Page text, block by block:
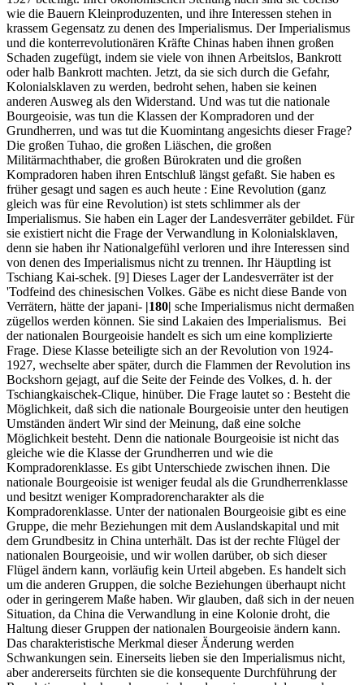
wie die Bauern Kleinproduzenten, und ihre Interessen stehen in
krassem Gegensatz zu denen des Imperialismus. Der Imperialismus
und die konterrevolutionären Kräfte Chinas haben ihnen großen
Schaden zugefügt, indem sie viele von ihnen Arbeitslos, Bankrott
oder halb Bankrott machten. Jetzt, da sie sich durch die Gefahr,
Kolonialsklaven zu werden, bedroht sehen, haben sie keinen
anderen Ausweg als den Widerstand. Und was tut die nationale
Bourgeoisie, was tun die Klassen der Kompradoren und der
Grundherren, und was tut die Kuomintang angesichts dieser Frage?
Die großen Tuhao, die großen Liäschen, die großen
Militärmachthaber, die großen Bürokraten und die großen
Kompradoren haben ihren Entschluß längst gefaßt. Sie haben es
früher gesagt und sagen es auch heute : Eine Revolution (ganz
gleich was für eine Revolution) ist stets schlimmer als der
Imperialismus. Sie haben ein Lager der Landesverräter gebildet. Für
sie existiert nicht die Frage der Verwandlung in Kolonialsklaven,
denn sie haben ihr Nationalgefühl verloren und ihre Interessen sind
von denen des Imperialismus nicht zu trennen. Ihr Häuptling ist
Tschiang Kai-schek. [9] Dieses Lager der Landesverräter ist der
'Todfeind des chinesischen Volkes. Gäbe es nicht diese Bande von
Verrätern, hätte der japani- |180| sche Imperialismus nicht dermaßen
zügellos werden können. Sie sind Lakaien des Imperialismus. Bei
der nationalen Bourgeoisie handelt es sich um eine komplizierte
Frage. Diese Klasse beteiligte sich an der Revolution von 1924-
1927, wechselte aber später, durch die Flammen der Revolution ins
Bockshorn gejagt, auf die Seite der Feinde des Volkes, d. h. der
Tschiangkaischek-Clique, hinüber. Die Frage lautet so : Besteht die
Möglichkeit, daß sich die nationale Bourgeoisie unter den heutigen
Umständen ändert Wir sind der Meinung, daß eine solche
Möglichkeit besteht. Denn die nationale Bourgeoisie ist nicht das
gleiche wie die Klasse der Grundherren und wie die
Kompradorenklasse. Es gibt Unterschiede zwischen ihnen. Die
nationale Bourgeoisie ist weniger feudal als die Grundherrenklasse
und besitzt weniger Kompradorencharakter als die
Kompradorenklasse. Unter der nationalen Bourgeoisie gibt es eine
Gruppe, die mehr Beziehungen mit dem Auslandskapital und mit
dem Grundbesitz in China unterhält. Das ist der rechte Flügel der
nationalen Bourgeoisie, und wir wollen darüber, ob sich dieser
Flügel ändern kann, vorläufig kein Urteil abgeben. Es handelt sich
um die anderen Gruppen, die solche Beziehungen überhaupt nicht
oder in geringerem Maße haben. Wir glauben, daß sich in der neuen
Situation, da China die Verwandlung in eine Kolonie droht, die
Haltung dieser Gruppen der nationalen Bourgeoisie ändern kann.
Das charakteristische Merkmal dieser Änderung werden
Schwankungen sein. Einerseits lieben sie den Imperialismus nicht,
aber andererseits fürchten sie die konsequente Durchführung der